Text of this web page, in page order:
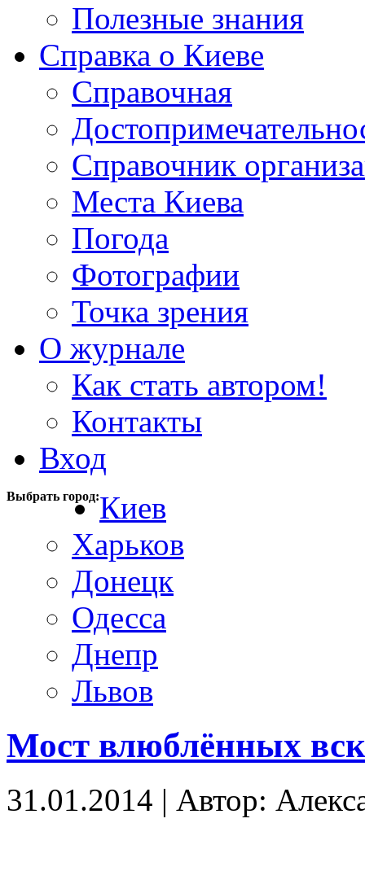
Полезные знания
Справка о Киеве
Справочная
Справочник
Места Киева
Погода
Фотографии
Точка зрения
О журнале
Как стать автором!
Контакты
Вход
Выбрать город:Киев
Харьков
Донецк
Одесса
Днепр
Львов
Мост влюблённых
31.01.2014 | Автор: